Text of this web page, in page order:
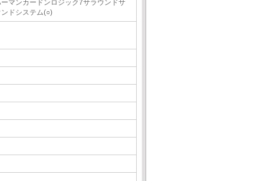
マンカードンロジック7サラウンドサ
ドシステム(○)